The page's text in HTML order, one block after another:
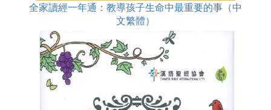
全家讀經一年通：教導孩子生命中最重要的事（中
文繁體）